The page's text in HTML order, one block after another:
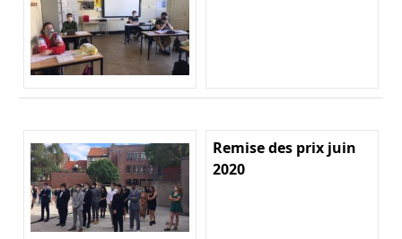
Remise des prix juin
2020